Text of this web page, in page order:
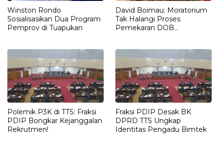
Winston Rondo
Sosialisasikan Dua Program
Pemprov di Tuapukan
David Boimau: Moratorium
Tak Halangi Proses
Pemekaran DOB
Polemik P3K di TTS: Fraksi
PDIP Bongkar Kejanggalan
Rekrutmen!
Fraksi PDIP Desak BK
DPRD TTS Ungkap
Identitas Pengadu Bimtek